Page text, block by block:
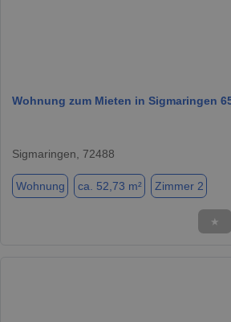
Wohnung zum Mieten in Sigmaringen
Sigmaringen, 72488
Wohnung ca. 52,73 m² Zimmer 2
★